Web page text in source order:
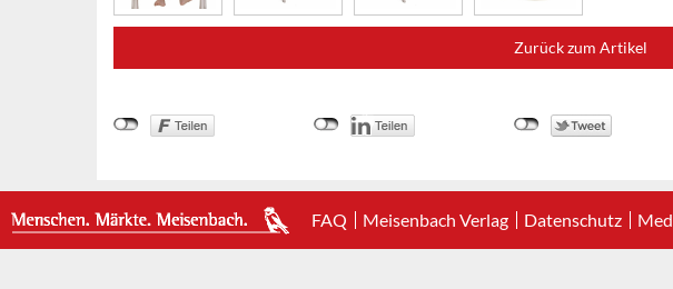
Zurück zum Artikel
FAQ Meisenbach Verlag Datenschutz